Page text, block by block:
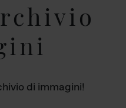
di immagini!